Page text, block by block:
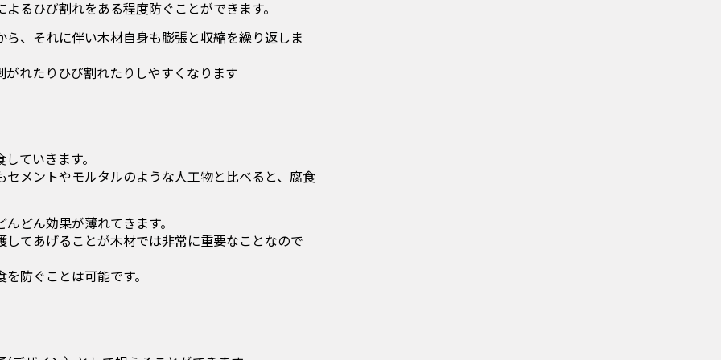
るひび割れをある程度防ぐことができます。
、それに伴い木材自身も膨張と収縮を繰り返しま
れたりひび割れたりしやすくなります
ていきます。
メントやモルタルのような人工物と比べると、腐食
どん効果が薄れてきます。
てあげることが木材では非常に重要なことなので
防ぐことは可能です。